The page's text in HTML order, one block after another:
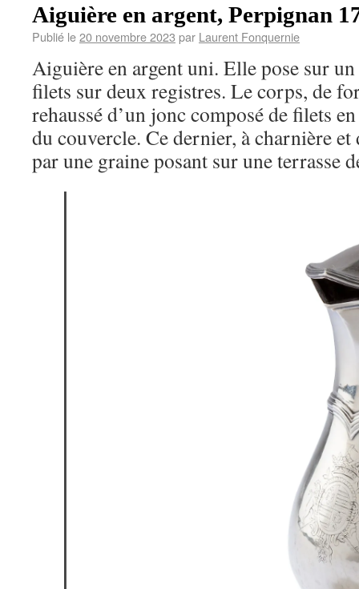
Aiguière en argent, Perpignan
Publié le20 novembre 2023 par Laurent Fonquernie
Aiguière en argent uni. Elle pose sur
filets sur deux registres. Le corps, de
rehaussé d’un jonc composé de filets
du couvercle. Ce dernier, à charnière
par une graine posant sur une terrasse